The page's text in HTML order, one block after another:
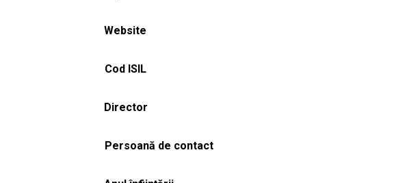
Website
Cod ISIL
Director
Persoană de contact